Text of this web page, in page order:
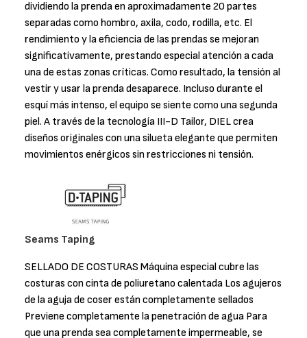
dividiendo la prenda en aproximadamente 20 partes
separadas como hombro, axila, codo, rodilla, etc. El
rendimiento y la eficiencia de las prendas se mejoran
significativamente, prestando especial atención a cada
una de estas zonas críticas. Como resultado, la tensión al
vestir y usar la prenda desaparece. Incluso durante el
esquí más intenso, el equipo se siente como una segunda
piel. A través de la tecnología III-D Tailor, DIEL crea
diseños originales con una silueta elegante que permiten
movimientos enérgicos sin restricciones ni tensión.
Seams Taping
SELLADO DE COSTURAS Máquina especial cubre las
costuras con cinta de poliuretano calentada Los agujeros
de la aguja de coser están completamente sellados
Previene completamente la penetración de agua Para
que una prenda sea completamente impermeable, se